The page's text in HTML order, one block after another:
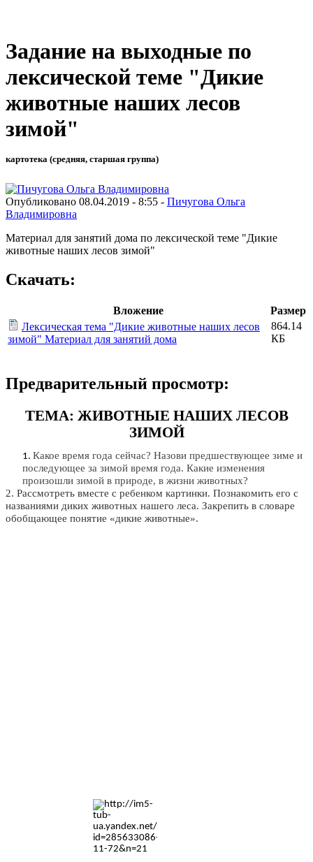
Задание на выходные по
лексической теме "Дикие
животные наших лесов
зимой"
картотека (средняя, старшая группа)
Опубликовано 08.04.2019 - 8:55 - Пичугова Ольга
Владимировна
Материал для занятий дома по лексической теме "Дикие
животные наших лесов зимой"
Скачать:
Вложение
Размер
Лексическая тема "Дикие животные наших лесов
зимой" Материал для занятий дома
864.14
КБ
Предварительный просмотр:
ТЕМА: ЖИВОТНЫЕ НАШИХ ЛЕСОВ
ЗИМОЙ
Какое время года сейчас? Назови предшествующее зиме и
последующее за зимой время года. Какие изменения
произошли зимой в природе, в жизни животных?
2. Рассмотреть вместе с ребенком картинки. Познакомить его с
названиями диких животных нашего леса. Закрепить в словаре
обобщающее понятие «дикие животные».